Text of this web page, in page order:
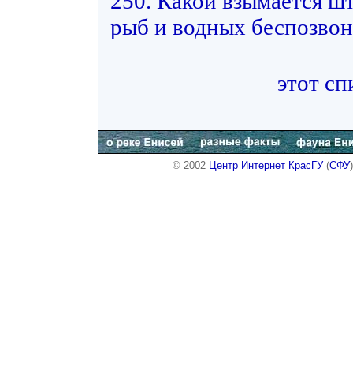
рыб и водных
этот
© 2002 Центр Интернет КрасГУ(СФУ